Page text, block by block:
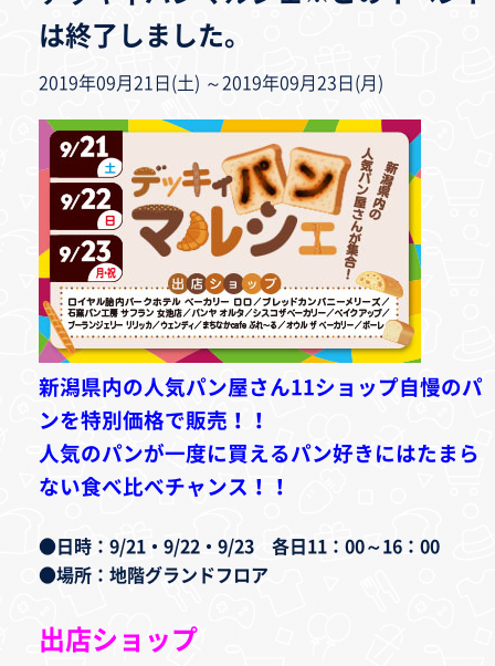
は終了しました。
2019年09月21日(土) ～2019年09月23日(月)
新潟県内の人気パン屋さん11ショップ自慢のパ
ンを特別価格で販売！！
人気のパンが一度に買えるパン好きにはたまら
ない食べ比べチャンス！！
●日時：9/21・9/22・9/23 各日11：00～16：00
●場所：地階グランドフロア
出店ショップ